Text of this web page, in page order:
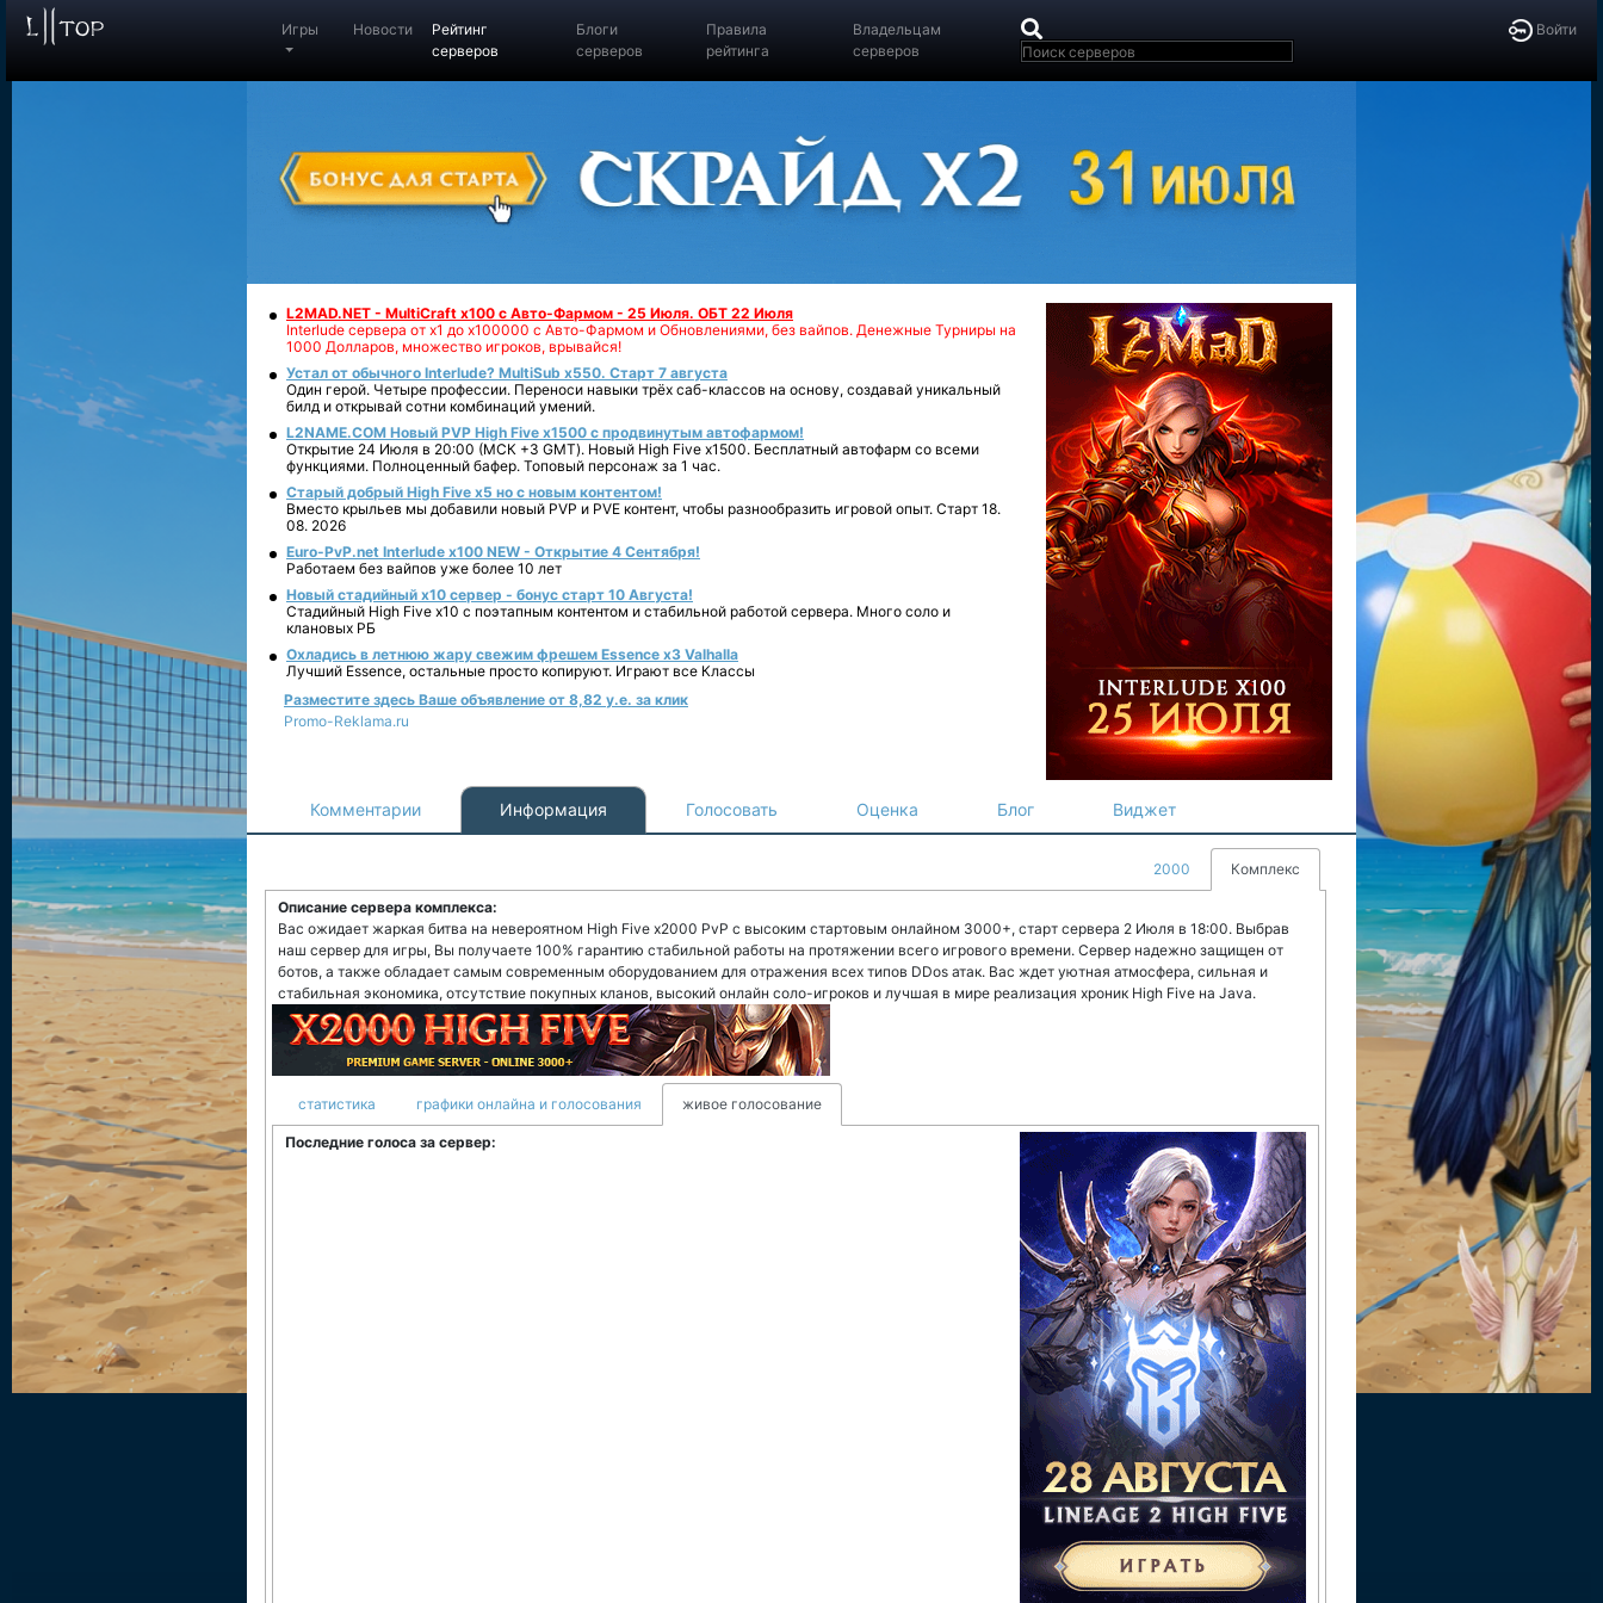
Войти
Игры Новости
Рейтинг
серверов
Блоги
серверов
Правила
рейтинга
Владельцам
серверов
L2MAD.NET - MultiCraft x100 с Авто-Фармом - 25 Июля. ОБТ 22 Июля
Interlude сервера от х1 до х100000 с Авто-Фармом и Обновлениями, без вайпов. Денежные Турниры на
1000 Долларов, множество игроков, врывайся!
Устал от обычного Interlude? MultiSub x550. Старт 7 августа
Один герой. Четыре профессии. Переноси навыки трёх саб-классов на основу, создавай уникальный
билд и открывай сотни комбинаций умений.
L2NAME.COM Новый PVP High Five x1500 с продвинутым автофармом!
Открытие 24 Июля в 20:00 (МСК +3 GMT). Новый High Five x1500. Бесплатный автофарм со всеми
функциями. Полноценный бафер. Топовый персонаж за 1 час.
Старый добрый High Five x5 но с новым контентом!
Вместо крыльев мы добавили новый PVP и PVE контент, чтобы разнообразить игровой опыт. Старт 18.
08. 2026
Euro-PvP.net Interlude х100 NEW - Открытие 4 Сентября!
Работаем без вайпов уже более 10 лет
Новый стадийный х10 сервер - бонус старт 10 Августа!
Стадийный High Five x10 с поэтапным контентом и стабильной работой сервера. Много соло и
клановых РБ
Охладись в летнюю жару свежим фрешем Essence x3 Valhalla
Лучший Essence, остальные просто копируют. Играют все Классы
Разместите здесь Ваше объявление от 8,82 у.е. за клик
Promo-Reklama.ru
Комментарии Информация Голосовать Оценка Блог Виджет
2000 Комплекс
Описание сервера комплекса:
Вас ожидает жаркая битва на невероятном High Five x2000 PvP с высоким стартовым онлайном 3000+, старт сервера 2 Июля в 18:00. Выбрав
наш сервер для игры, Вы получаете 100% гарантию стабильной работы на протяжении всего игрового времени. Сервер надежно защищен от
ботов, а также обладает самым современным оборудованием для отражения всех типов DDos атак. Вас ждет уютная атмосфера, сильная и
стабильная экономика, отсутствие покупных кланов, высокий онлайн соло-игроков и лучшая в мире реализация хроник High Five на Java.
статистика графики онлайна и голосования живое голосование
Последние голоса за сервер: